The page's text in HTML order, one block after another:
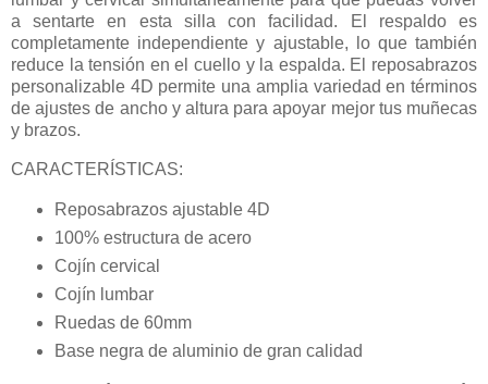
a sentarte en esta silla con facilidad. El respaldo es
completamente independiente y ajustable, lo que también
reduce la tensión en el cuello y la espalda. El reposabrazos
personalizable 4D permite una amplia variedad en términos
de ajustes de ancho y altura para apoyar mejor tus muñecas
y brazos.
CARACTERÍSTICAS:
Reposabrazos ajustable 4D
100% estructura de acero
Cojín cervical
Cojín lumbar
Ruedas de 60mm
Base negra de aluminio de gran calidad